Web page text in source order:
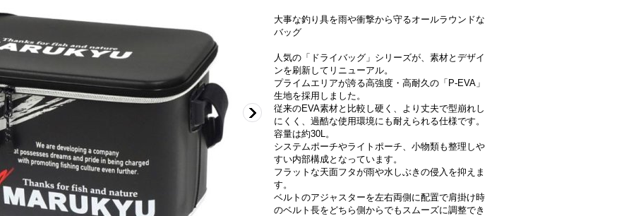
大事な釣り具を雨や衝撃から守るオールラウンドな
バッグ
人気の「ドライバッグ」シリーズが、素材とデザイ
ンを刷新してリニューアル。
プライムエリアが誇る高強度・高耐久の「P-EVA」
生地を採用しました。
従来のEVA素材と比較し硬く、より丈夫で型崩れし
にくく、過酷な使用環境にも耐えられる仕様です。
容量は約30L。
システムポーチやライトポーチ、小物類も整理しや
すい内部構成となっています。
フラットな天面フタが雨や水しぶきの侵入を抑えま
す。
ベルトのアジャスターを左右両側に配置で肩掛け時
のベルト長をどちら側からでもスムーズに調整でき